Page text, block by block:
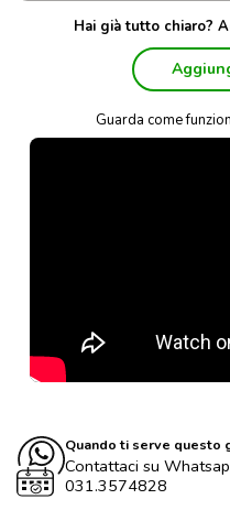
Hai già tutto chiaro?
Guarda come
Quando ti serve questo
Contattaci su
031.3574828